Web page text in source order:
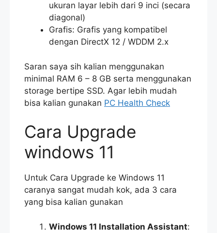
ukuran layar lebih dari 9 inci (secara
diagonal)
Grafis: Grafis yang kompatibel
dengan DirectX 12 / WDDM 2.x
Saran saya sih kalian menggunakan
minimal RAM 6 – 8 GB serta menggunakan
storage bertipe SSD. Agar lebih mudah
bisa kalian gunakan PC Health Check
Cara Upgrade
windows 11
Untuk Cara Upgrade ke Windows 11
caranya sangat mudah kok, ada 3 cara
yang bisa kalian gunakan
Windows 11 Installation Assistant: